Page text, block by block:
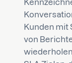
Kunden mit
von